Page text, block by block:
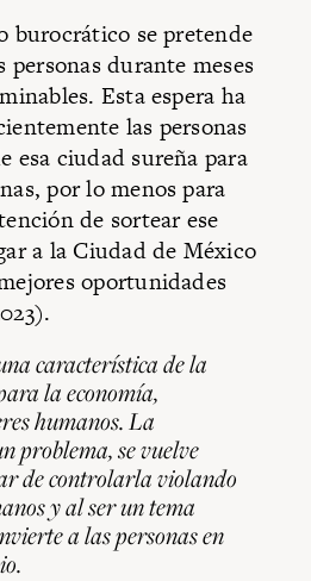
burocrático se pretende
personas durante meses
Esta espera ha
las personas
esa ciudad sureña para
por lo menos para
de sortear ese
a la Ciudad de México
oportunidades
característica de la
la economía,
humanos. La
problema, se vuelve
de controlarla violando
y al ser un tema
a las personas en